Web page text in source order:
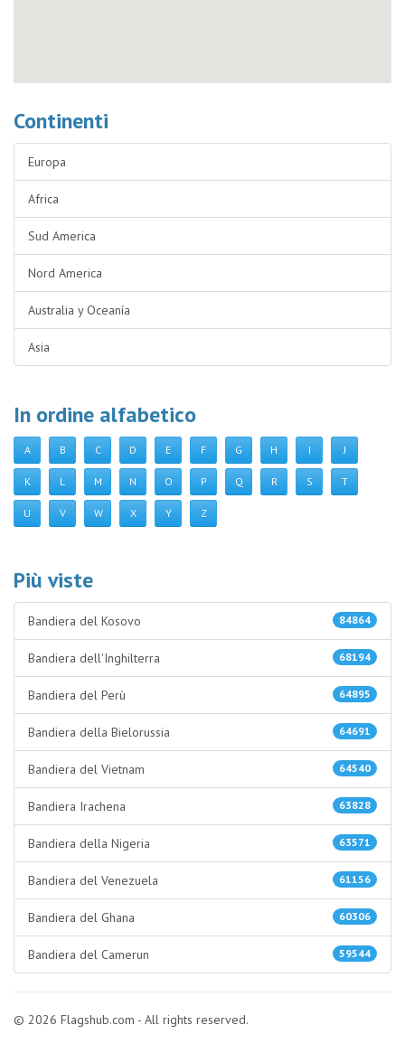
Continenti
Europa
Africa
Sud America
Nord America
Australia y Oceanía
Asia
In ordine alfabetico
A B C D E F G H I J
K L M N O P Q R S T
U V W X Y Z
Più viste
84864
Bandiera del Kosovo
68194
Bandiera dell'Inghilterra
64895
Bandiera del Perù
64691
Bandiera della Bielorussia
64540
Bandiera del Vietnam
63828
Bandiera Irachena
63571
Bandiera della Nigeria
61156
Bandiera del Venezuela
60306
Bandiera del Ghana
59544
Bandiera del Camerun
© 2026 Flagshub.com - All rights reserved.